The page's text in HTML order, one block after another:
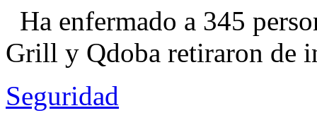
Ha enfermado a 345
Grill y Qdoba retiraron de
Seguridad